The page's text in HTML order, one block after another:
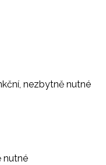
nezbytně nutné
nutné